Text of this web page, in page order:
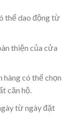
thể dao động từ
thiện của cửa
hàng có thể chọn
căn hộ.
từ ngày đặt